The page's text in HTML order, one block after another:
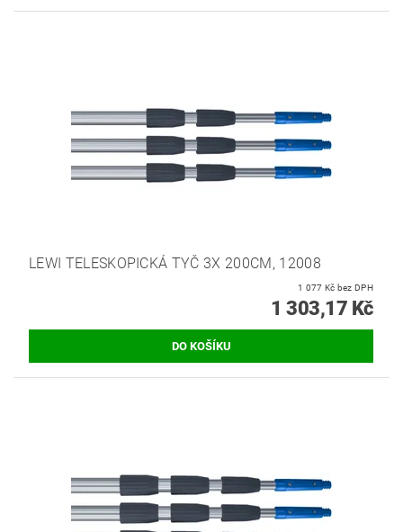
LEWI TELESKOPICKÁ TYČ 3X 200CM, 12008
1 077 Kč bez DPH
1 303,17 Kč